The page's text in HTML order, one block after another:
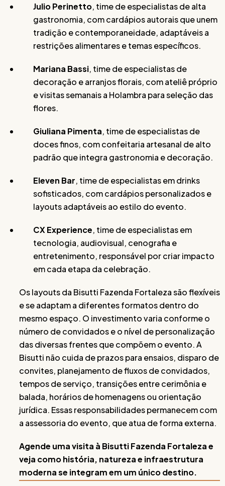
Julio Perinetto, time de especialistas de alta
gastronomia, com cardápios autorais que unem
tradição e contemporaneidade, adaptáveis a
restrições alimentares e temas específicos.
Mariana Bassi, time de especialistas de
decoração e arranjos florais, com ateliê próprio
e visitas semanais a Holambra para seleção das
flores.
Giuliana Pimenta, time de especialistas de
doces finos, com confeitaria artesanal de alto
padrão que integra gastronomia e decoração.
Eleven Bar, time de especialistas em drinks
sofisticados, com cardápios personalizados e
layouts adaptáveis ao estilo do evento.
CX Experience, time de especialistas em
tecnologia, audiovisual, cenografia e
entretenimento, responsável por criar impacto
em cada etapa da celebração.
Os layouts da Bisutti Fazenda Fortaleza são flexíveis
e se adaptam a diferentes formatos dentro do
mesmo espaço. O investimento varia conforme o
número de convidados e o nível de personalização
das diversas frentes que compõem o evento. A
Bisutti não cuida de prazos para ensaios, disparo de
convites, planejamento de fluxos de convidados,
tempos de serviço, transições entre cerimônia e
balada, horários de homenagens ou orientação
jurídica. Essas responsabilidades permanecem com
a assessoria do evento, que atua de forma externa.
Agende uma visita à Bisutti Fazenda Fortaleza e
veja como história, natureza e infraestrutura
moderna se integram em um único destino.